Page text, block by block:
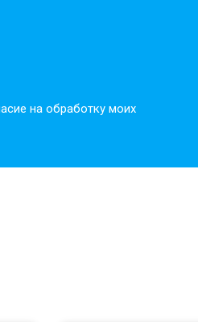
на обработку моих